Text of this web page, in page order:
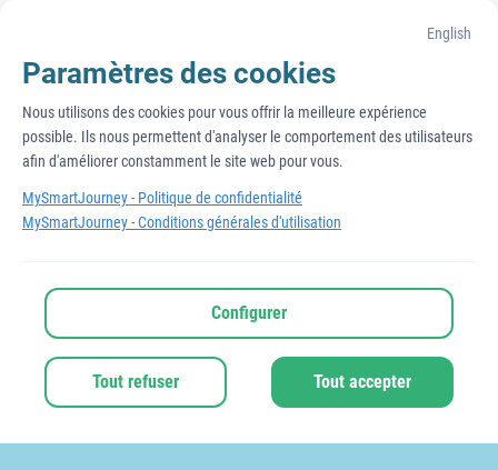
Aventure pédestre et sonore "Sous les balcons la plage"
(durée 50 minutes)
Revenir à votre page d'accueil et découvrir votre
prochaine halte
2026 - Propulsé par
v3.124.0
English
Signaler ce contenu
English
Paramètres des cookies
Nous utilisons des cookies pour vous offrir la meilleure expérience
possible. Ils nous permettent d'analyser le comportement des utilisateurs
afin d'améliorer constamment le site web pour vous.
MySmartJourney -Politique de confidentialité
MySmartJourney -Conditions générales d'utilisation
Configurer
Tout refuser Tout accepter